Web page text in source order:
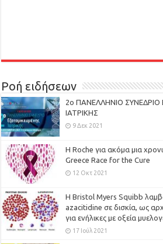
Ροή ειδήσεων
2ο ΠΑΝΕΛΛΗΝΙΟ
ΙΑΤΡΙΚΗΣ
9 Δεκ 2021
H Roche για ακόμα μια
Greece Race for the Cure
12 Οκτ 2021
Η Bristol Myers Squibb
azacitidine σε δισκία, ως
για ενήλικες με οξεία
17 Ιούλ 2021